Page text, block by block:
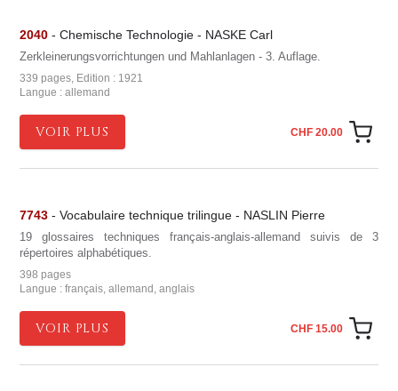
2040 - Chemische Technologie - NASKE Carl
Zerkleinerungsvorrichtungen und Mahlanlagen - 3. Auflage.
339 pages, Edition : 1921
Langue : allemand
VOIR PLUS CHF 20.00
7743 - Vocabulaire technique trilingue - NASLIN Pierre
19 glossaires techniques français-anglais-allemand suivis de 3
répertoires alphabétiques.
398 pages
Langue : français, allemand, anglais
VOIR PLUS CHF 15.00